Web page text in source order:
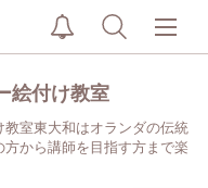
絵付け教室
室東大和はオランダの伝統
から講師を目指す方まで楽